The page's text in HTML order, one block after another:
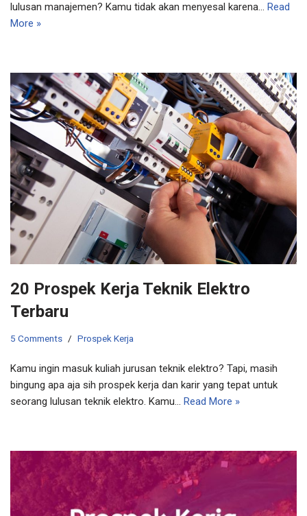
lulusan manajemen? Kamu tidak akan menyesal karena… Read
More »
20 Prospek Kerja Teknik Elektro
Terbaru
5 Comments Prospek Kerja
Kamu ingin masuk kuliah jurusan teknik elektro? Tapi, masih
bingung apa aja sih prospek kerja dan karir yang tepat untuk
seorang lulusan teknik elektro. Kamu… Read More »